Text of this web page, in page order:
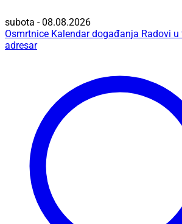
subota - 08.08.2026
Osmrtnice Kalendar događanja Radovi u
adresar